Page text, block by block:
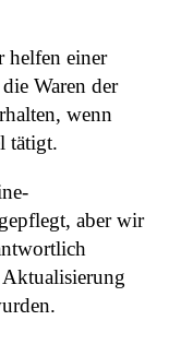
helfen einer
Waren der
wenn
tätigt.
aber wir
Aktualisierung